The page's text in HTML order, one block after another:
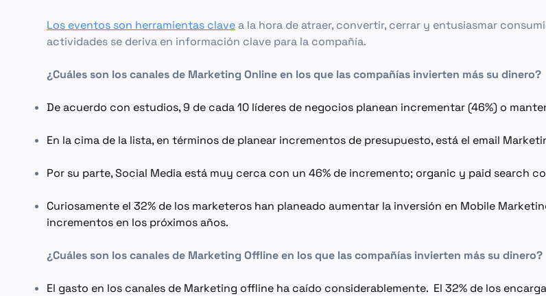
Los eventos son herramientas clave a la hora de atraer, convertir, cerrar y entusiasmar
actividades se deriva en información clave para la compañía.
¿Cuáles son los canales de Marketing Onlineen los que las compañías invierten más su dinero?
De acuerdo con estudios, 9 de cada 10 líderes de negocios planean incrementar (46%) o
En la cima de la lista, en términos de planear incrementos de presupuesto, está el email
Por su parte,Social Media está muy cerca con un 46% de incremento; organic y paid search
Curiosamente el 32% de los marketeros han planeado aumentar la inversión en Mobile
incrementos en los próximos años.
¿Cuáles son los canales de Marketing Offlineen los que las compañías invierten más su dinero?
El gasto en los canales de Marketing offline ha caído considerablemente. El 32% de los